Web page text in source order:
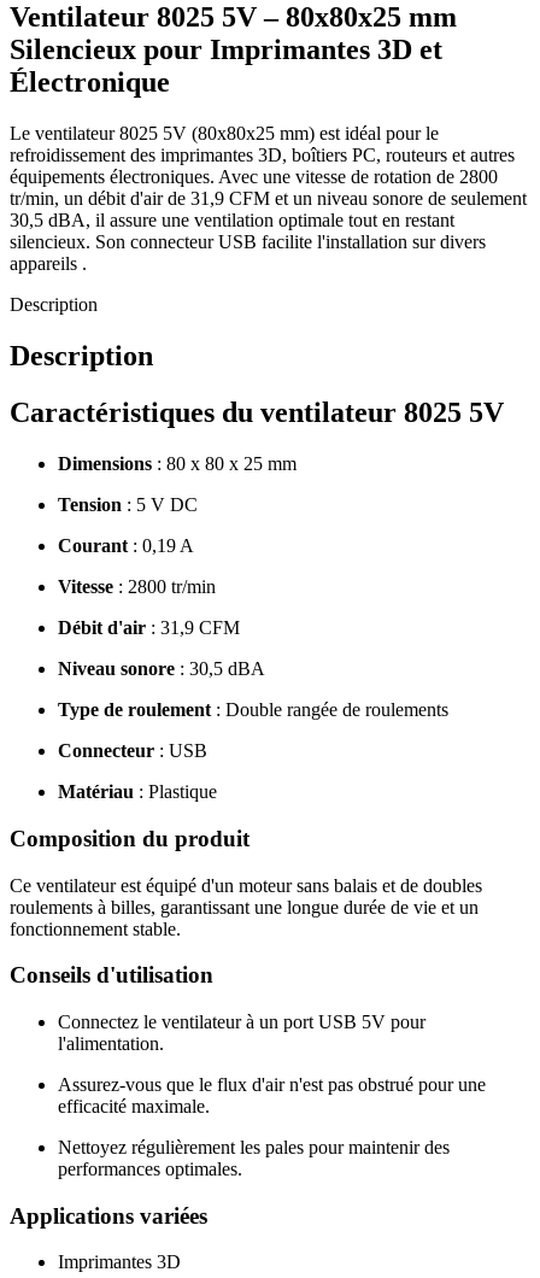
Ventilateur 8025 5V – 80x80x25 mm
Silencieux pour Imprimantes 3D et
Électronique
Le ventilateur 8025 5V (80x80x25 mm) est idéal pour le
refroidissement des imprimantes 3D, boîtiers PC, routeurs et autres
équipements électroniques. Avec une vitesse de rotation de 2800
tr/min, un débit d'air de 31,9 CFM et un niveau sonore de seulement
30,5 dBA, il assure une ventilation optimale tout en restant
silencieux. Son connecteur USB facilite l'installation sur divers
appareils .
Description
Description
Caractéristiques du ventilateur 8025 5V
Dimensions : 80 x 80 x 25 mm
Tension : 5 V DC
Courant : 0,19 A
Vitesse : 2800 tr/min
Débit d'air : 31,9 CFM
Niveau sonore : 30,5 dBA
Type de roulement : Double rangée de roulements
Connecteur : USB
Matériau : Plastique
Composition du produit
Ce ventilateur est équipé d'un moteur sans balais et de doubles
roulements à billes, garantissant une longue durée de vie et un
fonctionnement stable.
Conseils d'utilisation
Connectez le ventilateur à un port USB 5V pour
l'alimentation.
Assurez-vous que le flux d'air n'est pas obstrué pour une
efficacité maximale.
Nettoyez régulièrement les pales pour maintenir des
performances optimales.
Applications variées
Imprimantes 3D